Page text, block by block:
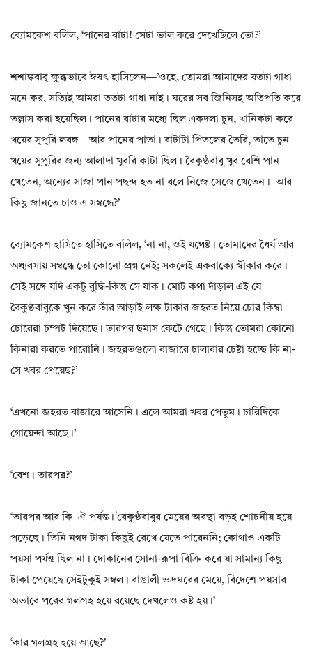
ব্যোমকেশ বলিল‌, ‘পানের বাটা! সেটা ভাল করে দেখেছিলে তো?’
শশাঙ্কবাবু ক্ষুব্ধভাবে ঈষৎ হাসিলেন—’ওহে‌, তোমরা আমাদের যতটা গাধা
মনে কর‌, সত্যিই আমরা ততটা গাধা নাই। ঘরের সব জিনিসই অতিপতি করে
তল্লাস করা হয়েছিল। পানের বাটার মধ্যে ছিল একদলা চুন‌, খানিকটা করে
খয়ের সুপুরি লবঙ্গ—আর পানের পাতা। বাটাটা পিতলের তৈরি‌, তাতে চুন
খয়ের সুপুরির জন্য আলাদা খুবরি কাটা ছিল। বৈকুণ্ঠবাবু খুব বেশি পান
খেতেন‌, অন্যের সাজা পান পছন্দ হত না বলে নিজে সেজে খেতেন।–আর
কিছু জানতে চাও এ সম্বন্ধে?’
ব্যোমকেশ হাসিতে হাসিতে বলিল‌, ‘না না‌, ওই যথেষ্ট। তোমাদের ধৈর্য আর
অধ্যবসায় সম্বন্ধে তো কোনো প্রশ্ন নেই; সকলেই একবাক্যে স্বীকার করে।
সেই সঙ্গে যদি একটু বুদ্ধি-কিন্তু সে যাক। মোট কথা দাঁড়াল এই যে
বৈকুণ্ঠবাবুকে খুন করে তাঁর আড়াই লক্ষ টাকার জহরত নিয়ে চোর কিম্বা
চোরেরা চম্পট দিয়েছে। তারপর ছমাস কেটে গেছে। কিন্তু তোমরা কোনো
কিনারা করতে পারোনি। জহরতগুলো বাজারে চালাবার চেষ্টা হচ্ছে কি না-
সে খবর পেয়েছ?’
‘এখনো জহরত বাজারে আসেনি। এলে আমরা খবর পেতুম। চারিদিকে
গোয়েন্দা আছে।’
‘বেশ। তারপর?’
‘তারপর আর কি–ঐ পর্যন্ত। বৈকুণ্ঠবাবুর মেয়ের অবস্থা বড়ই শোচনীয় হয়ে
পড়েছে। তিনি নগদ টাকা কিছুই রেখে যেতে পারেননি; কোথাও একটি
পয়সা পর্যন্ত ছিল না। দোকানের সোনা-রূপা বিক্রি করে যা সামান্য কিছু
টাকা পেয়েছে সেইটুকুই সম্বল। বাঙালী ভদ্রঘরের মেয়ে‌, বিদেশে পয়সার
অভাবে পরের গলগ্রহ হয়ে রয়েছে দেখলেও কষ্ট হয়।’
‘কার গলগ্রহ হয়ে আছে?’